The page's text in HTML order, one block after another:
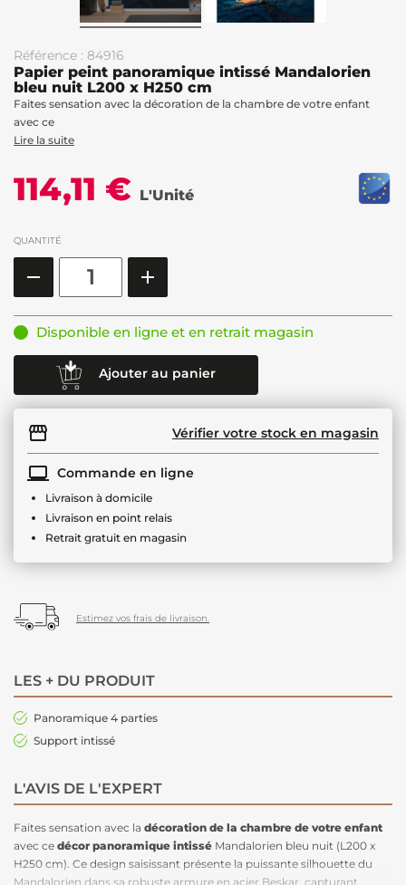
Référence : 84916
Papier peint panoramique intissé Mandalorien
bleu nuit L200 x H250 cm
Faites sensation avec la décoration de la chambre de votre enfant
avec ce
Lire la suite
114,11 € L'Unité
QUANTITÉ
Disponible en ligne et en retrait magasin
Ajouter au panier
Vérifier votre stock en magasin
Commande en ligne
Livraison à domicile
Livraison en point relais
Retrait gratuit en magasin
Estimez vos frais de livraison.
LES + DU PRODUIT
Panoramique 4 parties
Support intissé
L'AVIS DE L'EXPERT
Faites sensation avec la décoration de la chambre de votre enfant
avec ce décor panoramique intissé Mandalorien bleu nuit (L200 x
H250 cm). Ce design saisissant présente la puissante silhouette du
Mandalorien dans sa robuste armure en acier Beskar, capturant